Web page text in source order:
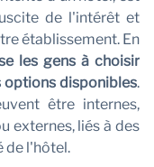
de l'intérêt et
établissement. En
les gens à choisir
disponibles.
être internes,
externes, liés à des
de l'hôtel.